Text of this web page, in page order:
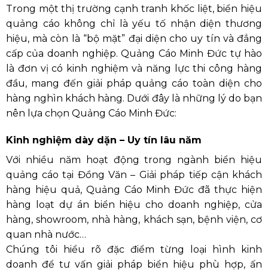
Trong một thị trường cạnh tranh khốc liệt, biển hiệu
quảng cáo không chỉ là yếu tố nhận diện thương
hiệu, mà còn là “bộ mặt” đại diện cho uy tín và đẳng
cấp của doanh nghiệp. Quảng Cáo Minh Đức tự hào
là đơn vị có kinh nghiệm và năng lực thi công hàng
đầu, mang đến giải pháp quảng cáo toàn diện cho
hàng nghìn khách hàng. Dưới đây là những lý do bạn
nên lựa chọn Quảng Cáo Minh Đức:
Kinh nghiệm dày dặn – Uy tín lâu năm
Với nhiều năm hoạt động trong ngành biển hiệu
quảng cáo tại Đồng Văn – Giải pháp tiếp cận khách
hàng hiệu quả, Quảng Cáo Minh Đức đã thực hiện
hàng loạt dự án biển hiệu cho doanh nghiệp, cửa
hàng, showroom, nhà hàng, khách sạn, bệnh viện, cơ
quan nhà nước…
Chúng tôi hiểu rõ đặc điểm từng loại hình kinh
doanh để tư vấn giải pháp biển hiệu phù hợp, ấn